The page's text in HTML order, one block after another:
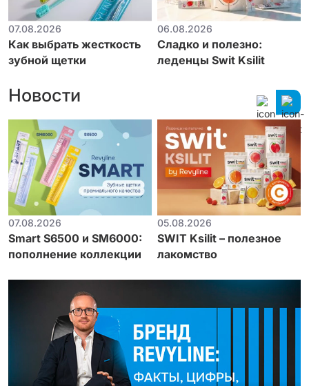
07.08.2026
Как выбрать жесткость
зубной щетки
06.08.2026
Сладко и полезно:
леденцы Swit Ksilit
Новости
07.08.2026
Smart S6500 и SM6000:
пополнение коллекции
05.08.2026
SWIT Ksilit – полезное
лакомство